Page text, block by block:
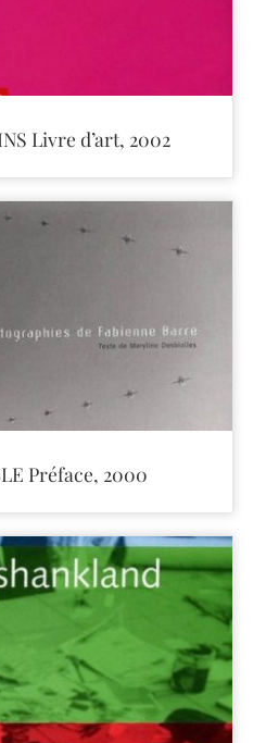
Livre d’art, 2002
Préface, 2000